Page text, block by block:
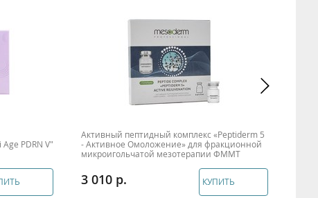
PDRN V"
Активный пептидный комплекс «Peptiderm 5
- Активное Омоложение» для фракционной
микроигольчатой мезотерапии ФММТ
3 010 КУПИТЬ